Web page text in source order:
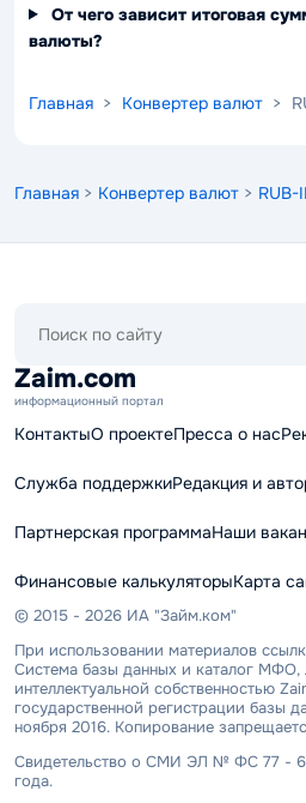
От чего зависит итоговая
валюты?
Главная > Конвертер валют >
Главная > Конвертер валют > RUB-
сайту
Zaim.com
информационный портал
КонтактыО проектеПресса о нас
Служба поддержкиРедакция и
Партнерская программаНаши
Финансовые калькуляторыКарта
© 2015 - 2026 ИА "Займ.ком"
При использовании материалов
Система базы данных и каталог
интеллектуальной собственностью
государственной регистрации базы
ноября 2016. Копирование
Свидетельство о СМИ ЭЛ № ФС 77 -
года.